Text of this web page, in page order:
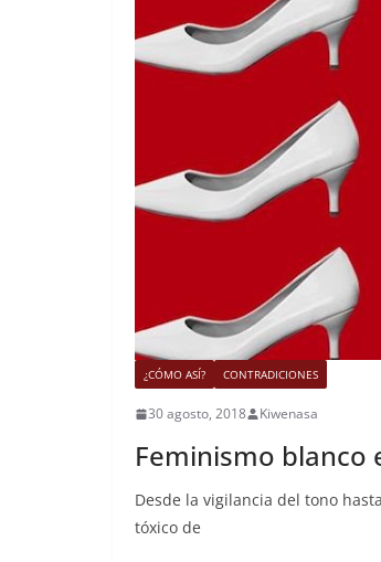
¿CÓMO ASÍ? CONTRADICIONES
30 agosto, 2018 Kiwenasa
Feminismo blanco
Desde la vigilancia del tono
tóxico de